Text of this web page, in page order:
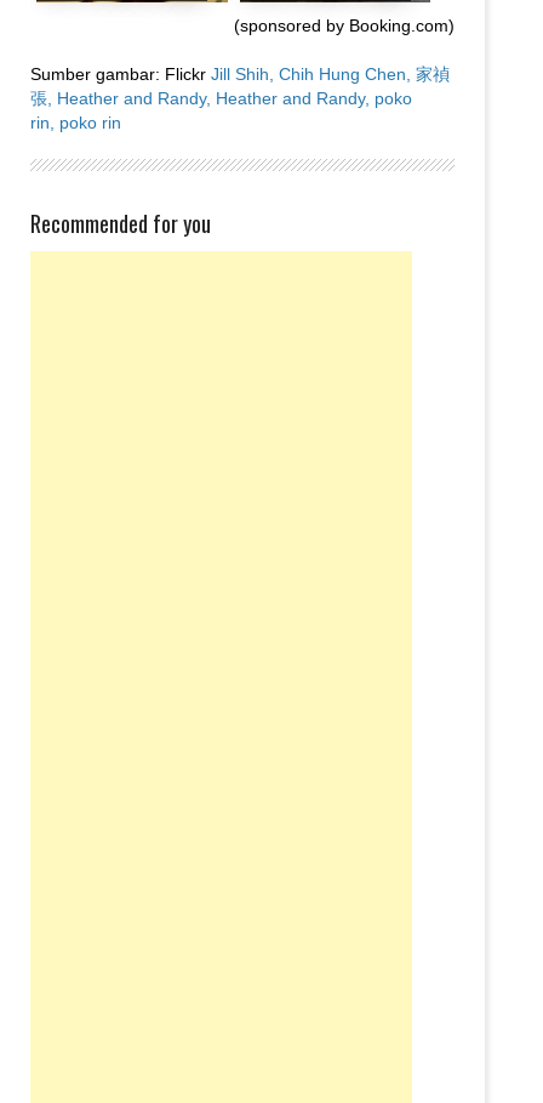
(sponsored by Booking.com)
Sumber gambar: Flickr Jill Shih, Chih Hung Chen, 家禎
張, Heather and Randy, Heather and Randy, poko
rin,
poko rin
Recommended for you